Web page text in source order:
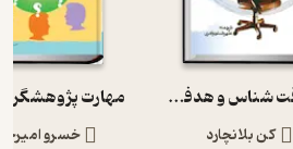
مدیر وقت شناس و هدفمند
کن بلانچارد
خسرو